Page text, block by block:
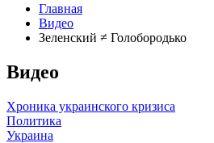
Главная
Видео
Зеленский ≠ Голобородько
Видео
Хроника украинского кризиса
Политика
Украина